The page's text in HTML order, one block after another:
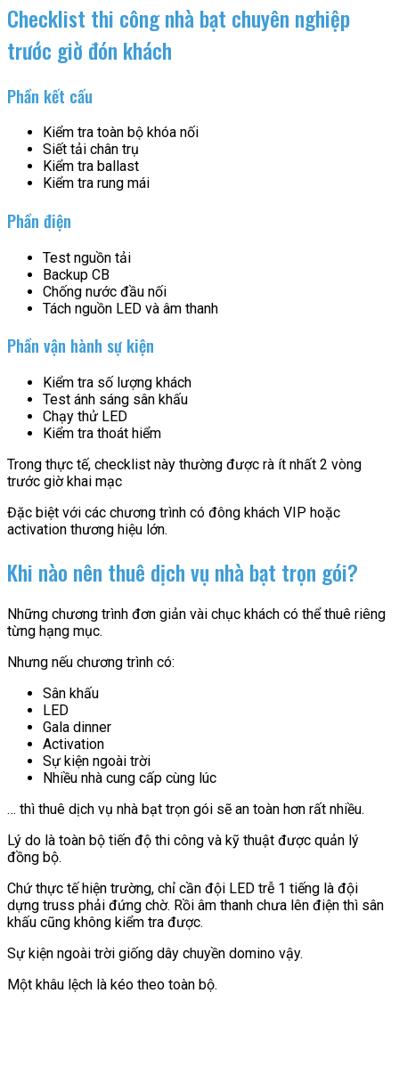
Checklist thi công nhà bạt chuyên nghiệp
trước giờ đón khách
Phần kết cấu
Kiểm tra toàn bộ khóa nối
Siết tải chân trụ
Kiểm tra ballast
Kiểm tra rung mái
Phần điện
Test nguồn tải
Backup CB
Chống nước đầu nối
Tách nguồn LED và âm thanh
Phần vận hành sự kiện
Kiểm tra số lượng khách
Test ánh sáng sân khấu
Chạy thử LED
Kiểm tra thoát hiểm
Trong thực tế, checklist này thường được rà ít nhất 2 vòng
trước giờ khai mạc
Đặc biệt với các chương trình có đông khách VIP hoặc
activation thương hiệu lớn.
Khi nào nên thuê dịch vụ nhà bạt trọn gói?
Những chương trình đơn giản vài chục khách có thể thuê riêng
từng hạng mục.
Nhưng nếu chương trình có:
Sân khấu
LED
Gala dinner
Activation
Sự kiện ngoài trời
Nhiều nhà cung cấp cùng lúc
… thì thuê dịch vụ nhà bạt trọn gói sẽ an toàn hơn rất nhiều.
Lý do là toàn bộ tiến độ thi công và kỹ thuật được quản lý
đồng bộ.
Chứ thực tế hiện trường, chỉ cần đội LED trễ 1 tiếng là đội
dựng truss phải đứng chờ. Rồi âm thanh chưa lên điện thì sân
khấu cũng không kiểm tra được.
Sự kiện ngoài trời giống dây chuyền domino vậy.
Một khâu lệch là kéo theo toàn bộ.